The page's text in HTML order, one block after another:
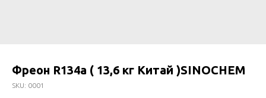
Фреон R134a ( 13,6 кг Китай )SINOCHEM
SKU: 0001